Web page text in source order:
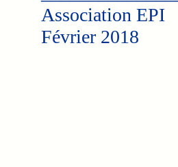
Association EPI
Février 2018